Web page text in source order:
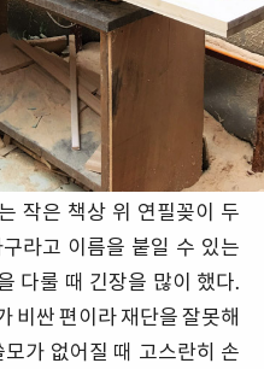
작은 책상 위 연필꽂이 두
라고 이름을 붙일 수 있는
다룰 때 긴장을 많이 했다.
비싼 편이라 재단을 잘못해
가 없어질 때 고스란히 손